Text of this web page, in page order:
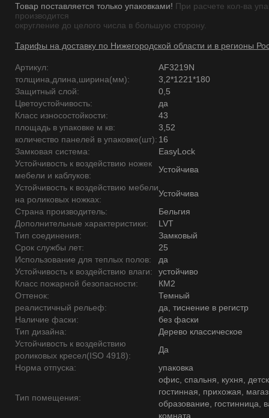
Товар поставляется только упаковками! При расчете кол-ва
производится
округление до целого числа в большую сторону.
Тарифы на доставку по Нижегородской области и в регионы
Артикул:
AF3219N
толщина,длина,ширина(мм):
3,2*1221*180
Защитный слой:
0,5
Цветоустойчивость:
да
Класс износостойкости:
43
площадь в упаковке м кв:
3,52
количество панелей в упаковке(шт): 16
Замковая система:
EasyLock
Устойчивость к воздействию ножек
мебели и каблуков:
Устойчива
Устойчивость к воздействию мебели
на роликовых ножках:
Устойчива
Страна производитель:
Бельгия
Дополнительные характеристики:
LVT
Тип соединения:
Замковый
Срок службы лет:
25
Использование для теплых полов:
да
Устойчивость к воздействию влаги:
устойчиво
Класс пожарной безопасности:
КМ2
Оттенок:
Темный
реалистичный рельеф:
да, тиснение в регистр
Наличие фаски:
без фаски
Тип дизайна:
Дерево классическое
Устойчивость к воздействию
роликовых кресел(ISO 4918):
Да
Норма отпуска:
упаковка
Тип помещения:
офис, спальня, кухня,
гостинная, прихожая,
образование, гостинница,
комната